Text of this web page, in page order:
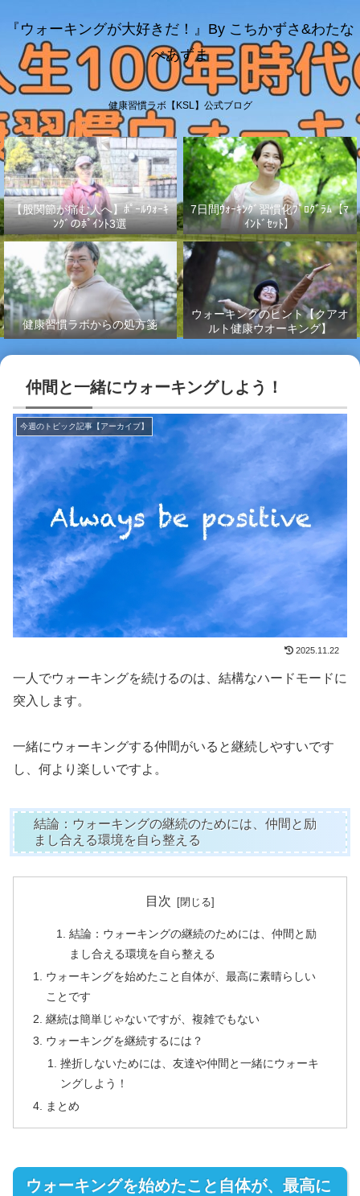
『ウォーキングが大好きだ！』By こちかずさ&わたな
べあずま
健康習慣ラボ【KSL】公式ブログ
【股関節が痛む人へ】ﾎﾟｰﾙｳｫｰｷ
ﾝｸﾞのﾎﾟｲﾝﾄ3選
7日間ｳｫｰｷﾝｸﾞ習慣化ﾌﾟﾛｸﾞﾗﾑ【ﾏ
ｲﾝﾄﾞｾｯﾄ】
健康習慣ラボからの処方箋
ウォーキングのヒント【クアオ
ルト健康ウオーキング】
No.003
仲間と一緒にウォーキングしよう！
今週のトピック記事【アーカイブ】
2025.11.22
一人でウォーキングを続けるのは、結構なハードモードに
突入します。
一緒にウォーキングする仲間がいると継続しやすいです
し、何より楽しいですよ。
結論：ウォーキングの継続のためには、仲間と励
まし合える環境を自ら整える
目次
結論：ウォーキングの継続のためには、仲間と励
まし合える環境を自ら整える
ウォーキングを始めたこと自体が、最高に素晴らしい
ことです
継続は簡単じゃないですが、複雑でもない
ウォーキングを継続するには？
挫折しないためには、友達や仲間と一緒にウォーキ
ングしよう！
まとめ
ウォーキングを始めたこと自体が、最高に